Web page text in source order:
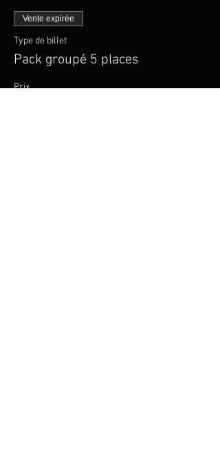
Vente expirée
Type de billet
Pack groupé 5 places
Prix